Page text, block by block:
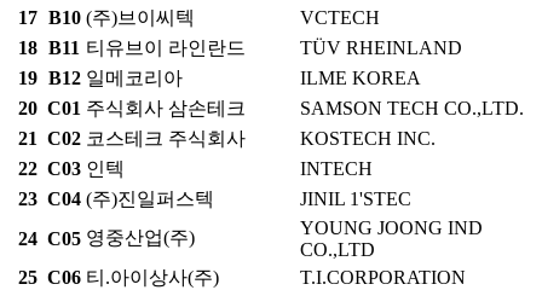
17 B10 (주)브이씨텍
VCTECH
18 B11 티유브이 라인란드
TÜV RHEINLAND
19 B12 일메코리아
ILME KOREA
20 C01 주식회사 삼손테크
SAMSON TECH CO.,LTD.
21 C02 코스테크 주식회사
KOSTECH INC.
22 C03 인텍
INTECH
23 C04 (주)진일퍼스텍
JINIL 1'STEC
24 C05 영중산업(주)
YOUNG JOONG IND
CO.,LTD
25 C06 티.아이상사(주)
T.I.CORPORATION